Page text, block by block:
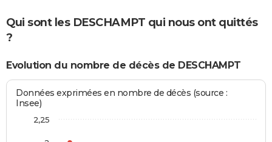
Qui sont les DESCHAMPT qui nous ont quittés
?
Evolution du nombre de décès de DESCHAMPT
Données exprimées en nombre de décès (source :
Insee)
2,25